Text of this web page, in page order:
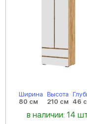
Ширина
80 см
Высота
210 см
46
в наличии: 14